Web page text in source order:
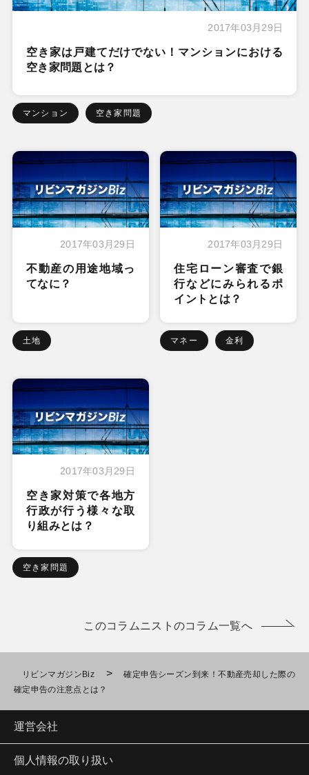
2017年03月29日
空き家は戸建てだけでない！マンションにおける
空き家問題とは？
マンション 空き家問題
2017年03月29日
不動産の用途地域っ
てなに？
土地
2017年03月29日
住宅ローン審査で銀
行などにみられるポ
イントとは？
マネー 金利
2017年03月29日
空き家対策で各地方
行政が行う様々な取
り組みとは？
空き家問題
このコラムニストのコラム一覧へ
リビンマガジンBiz >
確定申告シーズン到来！不動産売却した際の
確定申告の注意点とは？
運営会社
個人情報の取り扱い